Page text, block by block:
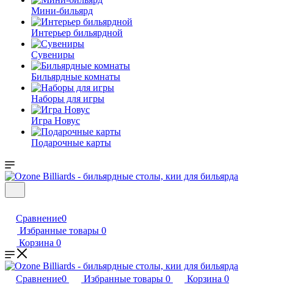
Мини-бильярд
Интерьер бильярдной
Сувениры
Бильярдные комнаты
Наборы для игры
Игра Новус
Подарочные карты
Сравнение0
Избранные товары 0
Корзина 0
Сравнение0 Избранные товары 0 Корзина 0